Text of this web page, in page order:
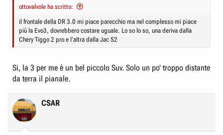
ottovalvole ha scritto:
il frontale della DR 3.0 mi piace parecchio ma nel complesso mi piace
più la Evo3, dovrebbero costare uguale. Lo so lo so, una deriva dalla
Chery Tiggo 2 pro e l'altra dalla Jac S2
Si, la 3 per me è un bel piccolo Suv. Solo un po' troppo distante
da terra il pianale.
CSAR